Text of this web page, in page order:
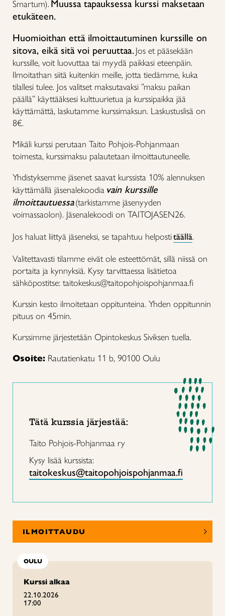
Smartum). Muussa tapauksessa kurssi maksetaan
etukäteen.
Huomioithan että ilmoittautuminen kurssille on
sitova, eikä sitä voi peruuttaa.Jos et pääsekään
kurssille, voit luovuttaa tai myydä paikkasi eteenpäin.
Ilmoitathan siitä kuitenkin meille, jotta tiedämme, kuka
tilallesi tulee. Jos valitset maksutavaksi ”maksu paikan
päällä” käyttääksesi kulttuurietua ja kurssipaikka jää
käyttämättä, laskutamme kurssimaksun. Laskustuslisä on
8€.
Mikäli kurssi perutaan Taito Pohjois-Pohjanmaan
toimesta, kurssimaksu palautetaan ilmoittautuneelle.
Yhdistyksemme jäsenet saavat kurssista 10% alennuksen
käyttämällä jäsenalekoodia vain kurssille
ilmoittautuessa(tarkistamme jäsenyyden
voimassaolon). Jäsenalekoodi on TAITOJASEN26.
Jos haluat liittyä jäseneksi, se tapahtuu helpostitäällä.
Valitettavasti tilamme eivät ole esteettömät, sillä niissä on
portaita ja kynnyksiä. Kysy tarvittaessa lisätietoa
sähköpostitse: taitokeskus@taitopohjoispohjanmaa.fi
Kurssin kesto ilmoitetaan oppitunteina. Yhden oppitunnin
pituus on 45min.
Kurssimme järjestetään Opintokeskus Siviksen tuella.
Osoite: Rautatienkatu 11 b, 90100 Oulu
Tätä kurssia järjestää:
Taito Pohjois-Pohjanmaa ry
Kysy lisää kurssista:
taitokeskus@taitopohjoispohjanmaa.fi
ILMOITTAUDU
OULU
Kurssi alkaa
22.10.2026
17:00